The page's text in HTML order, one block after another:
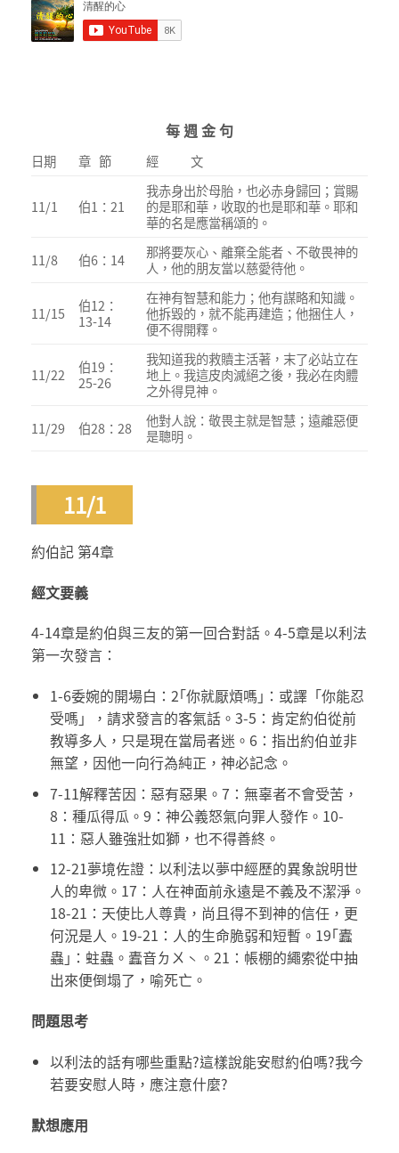
每 週 金 句
日期 章 節 經 文
11/1 伯1：21
我赤身出於母胎，也必赤身歸回；賞賜
的是耶和華，收取的也是耶和華。耶和
華的名是應當稱頌的。
11/8
伯6：14
那將要灰心、離棄全能者、不敬畏神的
人，他的朋友當以慈愛待他。
11/15
伯12：
13-14
在神有智慧和能力；他有謀略和知識。
他拆毀的，就不能再建造；他捆住人，
便不得開釋。
11/22
伯19：
25-26
我知道我的救贖主活著，末了必站立在
地上。我這皮肉滅絕之後，我必在肉體
之外得見神。
11/29
伯28：28
他對人說：敬畏主就是智慧；遠離惡便
是聰明。
11/1
約伯記 第4章
經文要義
4-14章是約伯與三友的第一回合對話。4-5章是以利法
第一次發言：
1-6委婉的開場白：2｢你就厭煩嗎｣：或譯「你能忍
受嗎」，請求發言的客氣話。3-5：肯定約伯從前
教導多人，只是現在當局者迷。6：指出約伯並非
無望，因他一向行為純正，神必記念。
7-11解釋苦因：惡有惡果。7：無辜者不會受苦，
8：種瓜得瓜。9：神公義怒氣向罪人發作。10-
11：惡人雖強壯如獅，也不得善終。
12-21夢境佐證：以利法以夢中經歷的異象說明世
人的卑微。17：人在神面前永遠是不義及不潔淨。
18-21：天使比人尊貴，尚且得不到神的信任，更
何況是人。19-21：人的生命脆弱和短暫。19｢蠹
蟲｣：蛀蟲。蠹音ㄉㄨˋ。21：帳棚的繩索從中抽
出來便倒塌了，喻死亡。
問題思考
以利法的話有哪些重點?這樣說能安慰約伯嗎?我今
若要安慰人時，應注意什麼?
默想應用